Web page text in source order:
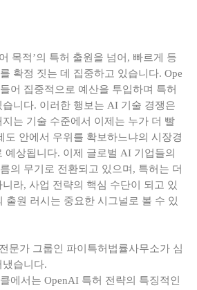
목적’의 특허 출원을 넘어, 빠르게 등
확정 짓는 데 집중하고 있습니다. Ope
어 집중적으로 예산을 투입하며 특허
습니다. 이러한 행보는 AI 기술 경쟁은
는 기술 수준에서 이제는 누가 더 빨
도 안에서 우위를 확보하느냐의 시장경
예상됩니다. 이제 글로벌 AI 기업들의
의 무기로 전환되고 있으며, 특허는 더
라, 사업 전략의 핵심 수단이 되고 있
출원 러시는 중요한 시그널로 볼 수 있
문가 그룹인 파이특허법률사무소가 심
습니다.
에서는 OpenAI 특허 전략의 특징적인